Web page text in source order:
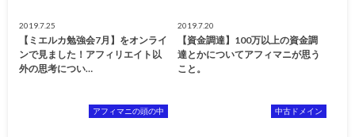
2019.7.25
【ミエルカ勉強会7月】をオンライ
ンで見ました！アフィリエイト以
外の思考につい…
2019.7.20
【資金調達】100万以上の資金調
達とかについてアフィマニが思う
こと。
アフィマニの頭の中 中古ドメイン